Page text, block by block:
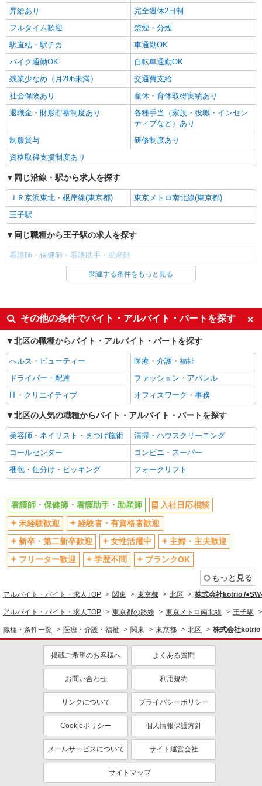
善手当：20,000〜60,000円（勤続年数、保有資格
により変動） ・固定残業手当：20,000円（10時
間） ※固定残業時間を超過する場合には超過勤務
手当として別途支給 ・夜勤手当：10,000円/1回
（上記給与とは別に支給） 下記資格をお持ちの方
歓迎 ・認知症介護基礎研修 ・初任者研修 ・実務
者研修 ・介護福祉士 など
キープ 詳細を見る
昇給あり
完全週休2日制
フルタイム歓迎
禁煙・分煙
駅直結・駅チカ
車通勤OK
バイク通勤OK
自転車通勤OK
残業少なめ（月20h未満）
交通費支給
社会保険あり
産休・育休取得実績あり
退職金・財形貯蓄制度あり
各種手当（家族・役職・インセン
ティブなど）あり
制服貸与
研修制度あり
資格取得支援制度あり
同じ沿線・駅から求人を探す
ＪＲ京浜東北・根岸線(東京都)
東京メトロ南北線(東京都)
王子駅
同じ職種から王子駅の求人を探す
看護師・保健師・看護助手・助産師
同じ雇用形態から王子駅の求人を探す
同じ特徴から王子駅の求人を探す
入社日応相談
未経験歓迎
経験者・有資格者歓迎
新卒・第二新卒歓迎
女性活躍中
主婦・主夫歓迎
フリーター歓迎
学歴不問
ブランクOK
ミドル（40代～）活躍中
エルダー（50代～）活躍中
シニア（60代～）活躍中
高収入・高額
ボーナス・賞与あり
昇給あり
完全週休2日制
フルタイム歓迎
禁煙・分煙
バイク通勤OK
自転車通勤OK
残業少なめ（月20h未満）
交通費支給
社会保険あり
産休・育休取得実績あり
退職金・財形貯蓄制度あり
各種手当（家族・役職・インセン
ティブなど）あり
医療・介護・福祉
看護師・保健師・看護助手・助産師
同じ特徴から求人を探す
ミドル（40代～）活躍中
ボーナス・賞与あり
車通勤OK
交通費支給
社会保険あり
産休・育休取得実績あり
関連する条件をもっと見る
その他の条件でバイト・アルバイト・パートを探す
北区の職種からバイト・アルバイト・パートを探す
ヘルス・ビューティー
医療・介護・福祉
ドライバー・配達
ファッション・アパレル
IT・クリエイティブ
オフィスワーク・事務
北区の人気の職種からバイト・アルバイト・パートを探す
美容師・ネイリスト・まつげ施術
清掃・ハウスクリーニング
コールセンター
コンビニ・スーパー
梱包・仕分け・ピッキング
フォークリフト
看護師・保健師・看護助手・助産師
入社日応相談
未経験歓迎
経験者・有資格者歓迎
新卒・第二新卒歓迎
女性活躍中
主婦・主夫歓迎
フリーター歓迎
学歴不問
ブランクOK
もっと見る
アルバイト・バイト・求人TOP 関東 東京都 北区 株式会社kotrio /
アルバイト・バイト・求人TOP 東京都の路線 東京メトロ南北線 王子駅
職種・条件一覧 医療・介護・福祉 関東 東京都 北区 株式会社kotrio
掲載ご希望のお客様へ よくある質問
お問い合わせ 利用規約
リンクについて プライバシーポリシー
Cookieポリシー 個人情報保護方針
メールサービスについて サイト運営会社
サイトマップ